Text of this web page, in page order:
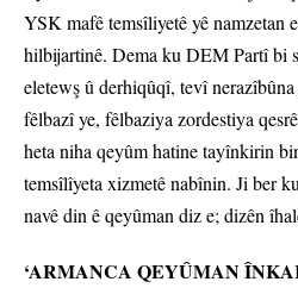
YSK mafê temsîliyetê yê namzetan
hilbijartinê. Dema ku DEM Partî bi
eletewş û derhiqûqî, tevî
fêlbazî ye, fêlbaziya zordestiya
heta niha qeyûm hatine tayînkirin
temsîlîyeta xizmetê nabînin. Ji ber
navê din ê qeyûman diz e; dizên
‘ARMANCA QEYÛMAN